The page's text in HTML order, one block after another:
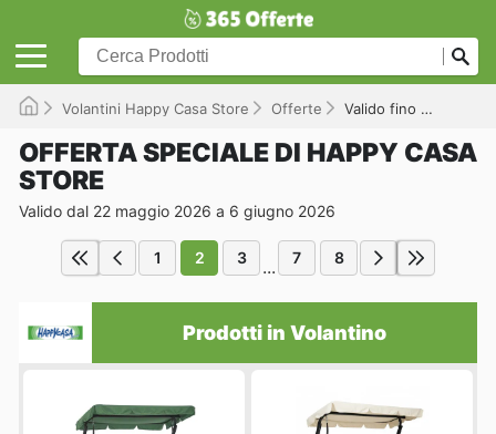
Volantini Happy Casa Store Offerte Valido fino a 06/06/2026
OFFERTA SPECIALE DI HAPPY CASA
STORE
Valido dal 22 maggio 2026 a 6 giugno 2026
1 2 3 ... 7 8
Prodotti in Volantino